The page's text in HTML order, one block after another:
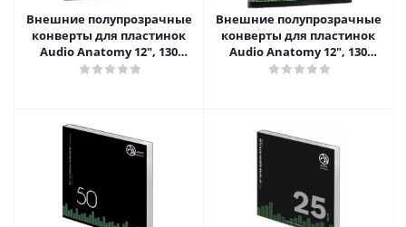
Внешние полупрозрачные
конверты для пластинок
Audio Anatomy 12", 130
микрон, полиэтилен (50 шт)
Внешние полупрозрачные
конверты для пластинок
Audio Anatomy 12", 130
микрон, полиэтилен (25 шт)